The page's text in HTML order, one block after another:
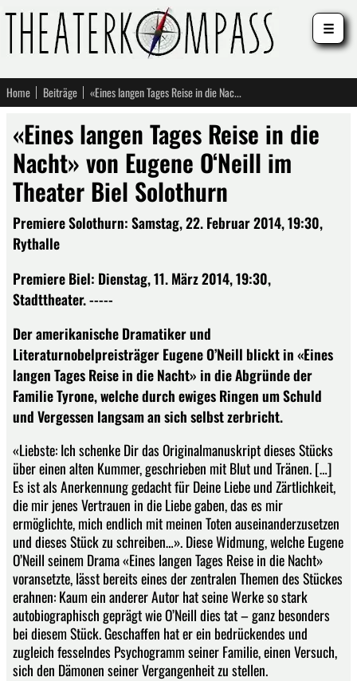
Home Beiträge «Eines langen Tages Reise in die Nacht» von Eugene O‘Neill im Theater Biel Solothurn
«Eines langen Tages Reise in die
Nacht» von Eugene O‘Neill im
Theater Biel Solothurn
Premiere Solothurn: Samstag, 22. Februar 2014, 19:30,
Rythalle
Premiere Biel: Dienstag, 11. März 2014, 19:30,
Stadttheater. -----
Der amerikanische Dramatiker und
Literaturnobelpreisträger Eugene O’Neill blickt in «Eines
langen Tages Reise in die Nacht» in die Abgründe der
Familie Tyrone, welche durch ewiges Ringen um Schuld
und Vergessen langsam an sich selbst zerbricht.
«Liebste: Ich schenke Dir das Originalmanuskript dieses Stücks
über einen alten Kummer, geschrieben mit Blut und Tränen. […]
Es ist als Anerkennung gedacht für Deine Liebe und Zärtlichkeit,
die mir jenes Vertrauen in die Liebe gaben, das es mir
ermöglichte, mich endlich mit meinen Toten auseinanderzusetzen
und dieses Stück zu schreiben…». Diese Widmung, welche Eugene
O’Neill seinem Drama «Eines langen Tages Reise in die Nacht»
voransetzte, lässt bereits eines der zentralen Themen des Stückes
erahnen: Kaum ein anderer Autor hat seine Werke so stark
autobiographisch geprägt wie O’Neill dies tat – ganz besonders
bei diesem Stück. Geschaffen hat er ein bedrückendes und
zugleich fesselndes Psychogramm seiner Familie, einen Versuch,
sich den Dämonen seiner Vergangenheit zu stellen.
☰